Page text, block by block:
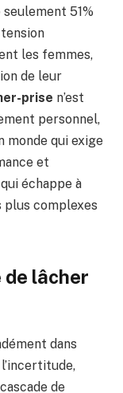
51%
les femmes,
de leur
prise n’est
personnel,
monde qui exige
et
échappe à
plus complexes
de lâcher
dans
de